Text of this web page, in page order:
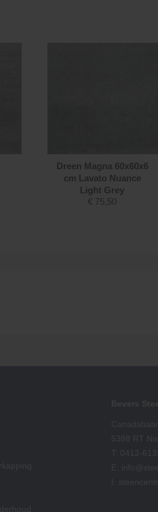
Dreen Magna 60x60x6
cm Lavato Nuance
Light Grey
€ 75,50